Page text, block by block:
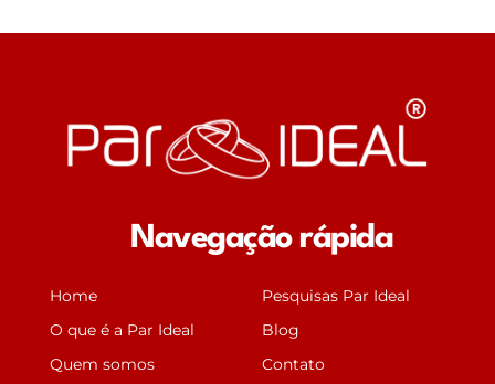
Navegação rápida
Home
O que é a Par Ideal
Quem somos
Pesquisas Par Ideal
Blog
Contato